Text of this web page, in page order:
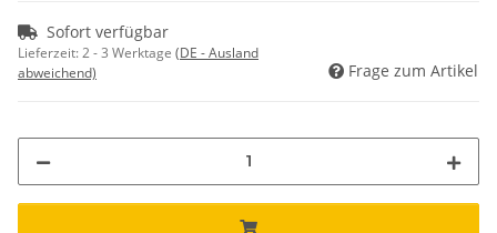
Sofort verfügbar
Lieferzeit:2 - 3 Werktage (DE - Ausland
abweichend)
Frage zum Artikel